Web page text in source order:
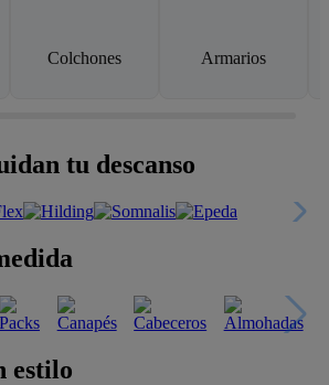
Colchones Armarios
tu descanso
estilo